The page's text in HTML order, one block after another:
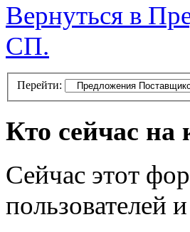
Вернуться в
СП.
Перейти:
Кто сейчас на
Сейчас этот
пользователей